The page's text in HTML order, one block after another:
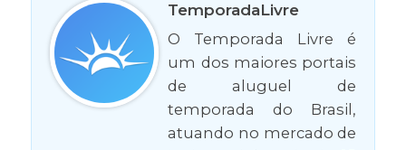
TemporadaLivre
O Temporada Livre é
um dos maiores portais
de aluguel de
temporada do Brasil,
atuando no mercado de